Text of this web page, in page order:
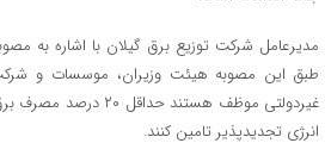
طبق این مصوبه هیئت وزیران، موسسات و
غیردولتی موظف هستند
انرژی تجدیدپذیر تامین کنند.